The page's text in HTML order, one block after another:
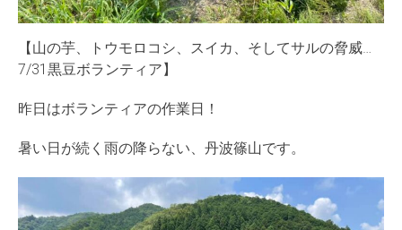
【山の芋、トウモロコシ、スイカ、そしてサルの脅威…
7/31黒豆ボランティア】
昨日はボランティアの作業日！
暑い日が続く雨の降らない、丹波篠山です。